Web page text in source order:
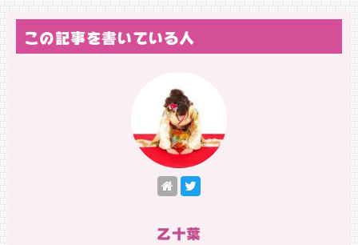
この記事を書いている人
乙十葉